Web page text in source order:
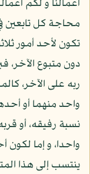
أعمالنا و لكم
محاجة كل تابعين
تكون لأحد أمور
دون متبوع الآخر،
ربه على الآخر،
واحد منهما أو
نسبة رفيقه، أو
واحدا، و إما
ينتسب إلى هذا